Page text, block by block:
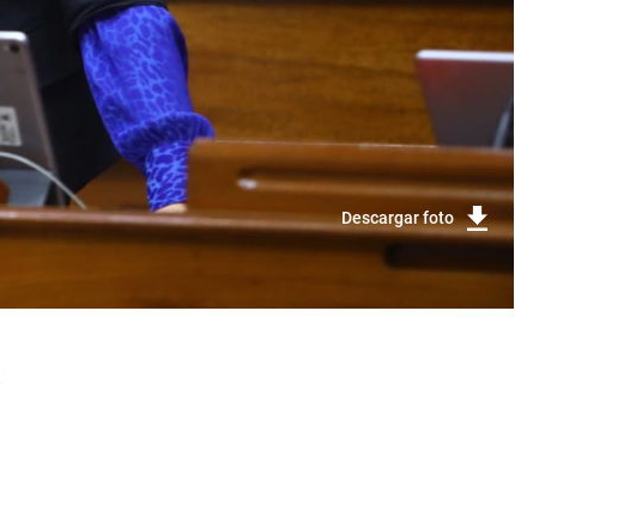
Descargar foto